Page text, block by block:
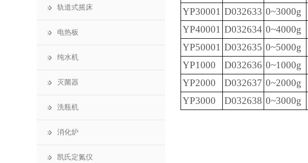
YP30001 D032633 0~3000g
YP40001 D032634 0~4000g
YP50001 D032635 0~5000g
YP1000
D032636 0~1000g
YP2000
D032637 0~2000g
YP3000
D032638 0~3000g
轨道式摇床
电热板
纯水机
灭菌器
洗瓶机
消化炉
凯氏定氮仪